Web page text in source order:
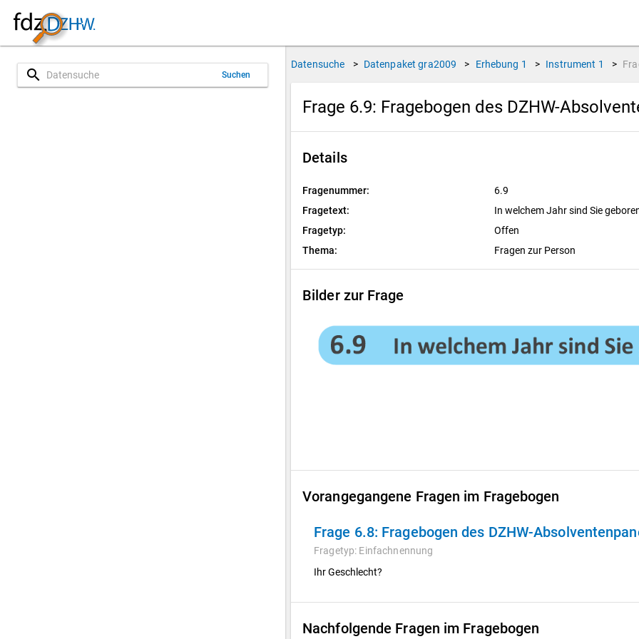
search Suchen
Datensuche > Datenpaket gra2009 > Erhebung 1 > Instrument 1 >
Frage 6.9: Fragebogen des DZHW-
Details
Fragenummer:
6.9
Fragetext:
In welchem Jahr sind Sie
Fragetyp:
Offen
Thema:
Fragen zur Person
Bilder zur Frage
Vorangegangene Fragen im Fragebogen
Frage 6.8: Fragebogen des DZHW-
Fragetyp: Einfachnennung
Ihr Geschlecht?
Nachfolgende Fragen im Fragebogen